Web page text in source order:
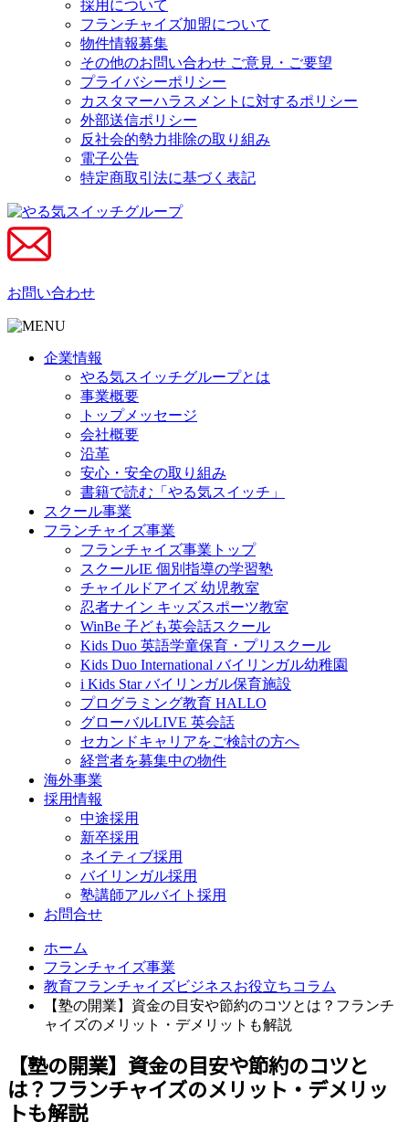
採用について
フランチャイズ加盟について
物件情報募集
その他のお問い合わせ ご意見・ご要望
プライバシーポリシー
カスタマーハラスメントに対するポリシー
外部送信ポリシー
反社会的勢力排除の取り組み
電子公告
特定商取引法に基づく表記
お問い合わせ
企業情報
やる気スイッチグループとは
事業概要
トップメッセージ
会社概要
沿革
安心・安全の取り組み
書籍で読む「やる気スイッチ」
スクール事業
フランチャイズ事業
フランチャイズ事業トップ
スクールIE 個別指導の学習塾
チャイルドアイズ 幼児教室
忍者ナイン キッズスポーツ教室
WinBe 子ども英会話スクール
Kids Duo 英語学童保育・プリスクール
Kids Duo International バイリンガル幼稚園
i Kids Star バイリンガル保育施設
プログラミング教育 HALLO
グローバルLIVE 英会話
セカンドキャリアをご検討の方へ
経営者を募集中の物件
海外事業
採用情報
中途採用
新卒採用
ネイティブ採用
バイリンガル採用
塾講師アルバイト採用
お問合せ
ホーム
フランチャイズ事業
教育フランチャイズビジネスお役立ちコラム
【塾の開業】資金の目安や節約のコツとは？フランチ
ャイズのメリット・デメリットも解説
【塾の開業】資金の目安や節約のコツと
は？フランチャイズのメリット・デメリッ
トも解説